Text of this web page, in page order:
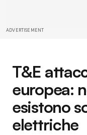
ADVERTISEMENT
T&E
europea:
esistono
elettriche